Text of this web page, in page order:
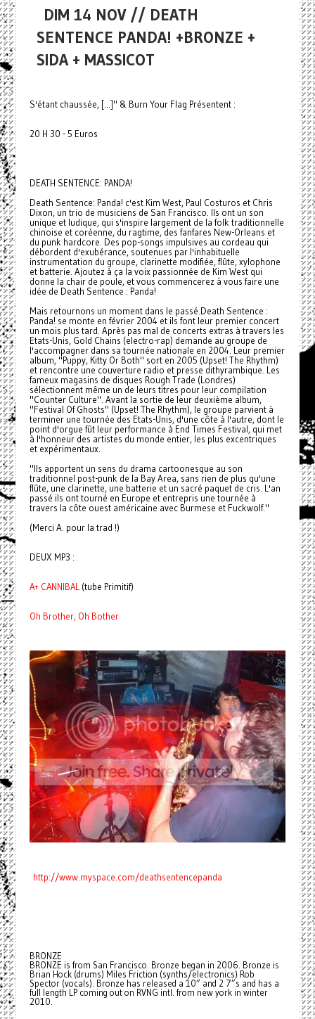
DIM 14 NOV // DEATH
SENTENCE PANDA! +BRONZE +
SIDA + MASSICOT
S'étant chaussée, [...]" & Burn Your Flag Présentent :
20 H 30 - 5 Euros
DEATH SENTENCE: PANDA!
Death Sentence: Panda! c'est Kim West, Paul Costuros et Chris
Dixon, un trio de musiciens de San Francisco. Ils ont un son
unique et ludique, qui s'inspire largement de la folk traditionnelle
chinoise et coréenne, du ragtime, des fanfares New-Orleans et
du punk hardcore. Des pop-songs impulsives au cordeau qui
débordent d'exubérance, soutenues par l'inhabituelle
instrumentation du groupe, clarinette modifiée, flûte, xylophone
et batterie. Ajoutez à ça la voix passionnée de Kim West qui
donne la chair de poule, et vous commencerez à vous faire une
idée de Death Sentence : Panda!
Mais retournons un moment dans le passé.Death Sentence :
Panda! se monte en février 2004 et ils font leur premier concert
un mois plus tard. Après pas mal de concerts extras à travers les
Etats-Unis, Gold Chains (electro-rap) demande au groupe de
l'accompagner dans sa tournée nationale en 2004. Leur premier
album, "Puppy, Kitty Or Both" sort en 2005 (Upset! The Rhythm)
et rencontre une couverture radio et presse dithyrambique. Les
fameux magasins de disques Rough Trade (Londres)
sélectionnent même un de leurs titres pour leur compilation
"Counter Culture". Avant la sortie de leur deuxième album,
"Festival Of Ghosts" (Upset! The Rhythm), le groupe parvient à
terminer une tournée des Etats-Unis, d'une côte à l'autre, dont le
point d'orgue fût leur performance à End Times Festival, qui met
à l'honneur des artistes du monde entier, les plus excentriques
et expérimentaux.
"Ils apportent un sens du drama cartoonesque au son
traditionnel post-punk de la Bay Area, sans rien de plus qu'une
flûte, une clarinette, une batterie et un sacré paquet de cris. L'an
passé ils ont tourné en Europe et entrepris une tournée à
travers la côte ouest américaine avec Burmese et Fuckwolf."
(Merci A. pour la trad !)
DEUX MP3 :
A+ CANNIBAL (tube Primitif)
Oh Brother, Oh Bother
http://www.myspace.com/deathsentencepanda
BRONZE
BRONZE is from San Francisco. Bronze began in 2006. Bronze is
Brian Hock (drums) Miles Friction (synths/electronics) Rob
Spector (vocals). Bronze has released a 10” and 2 7”s and has a
full length LP coming out on RVNG intl. from new york in winter
2010.